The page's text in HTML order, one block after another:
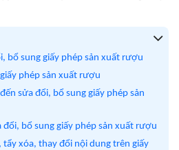
bổ sung giấy phép sản xuất rượu
phép sản xuất rượu
sửa đổi, bổ sung giấy phép sản
bổ sung giấy phép sản xuất rượu
xóa, thay đổi nội dung trên giấy